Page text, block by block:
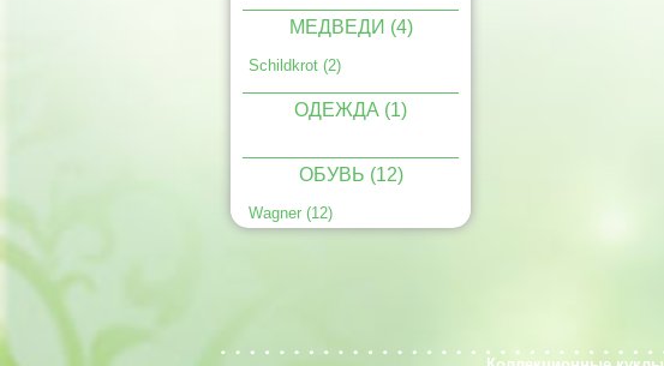
МЕДВЕДИ (4)
Schildkrot (2)
ОДЕЖДА (1)
ОБУВЬ (12)
Wagner (12)